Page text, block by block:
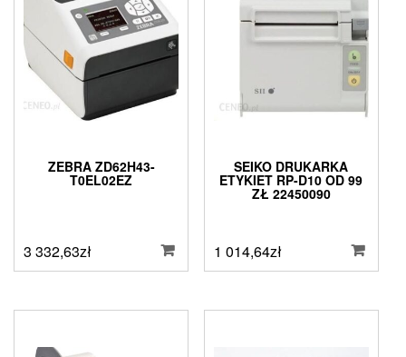
ZEBRA ZD62H43-
T0EL02EZ
3 332,63zł
SEIKO DRUKARKA
ETYKIET RP-D10 OD 99
ZŁ 22450090
1 014,64zł